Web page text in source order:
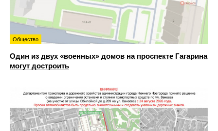
Общество
Один из двух «военных» домов на проспекте Гагарина
могут достроить